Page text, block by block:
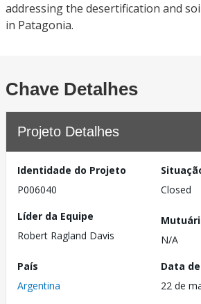
addressing the desertification and
in Patagonia.
Chave Detalhes
Projeto Detalhes
Identidade do Projeto
P006040
Closed
Líder da Equipe
Robert Ragland Davis
N/A
País
Argentina
Data
22 de